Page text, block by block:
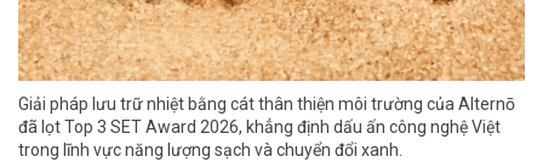
Giải pháp lưu trữ nhiệt bằng cát thân thiện môi trường của Alternō
đã lọt Top 3 SET Award 2026, khẳng định dấu ấn công nghệ Việt
trong lĩnh vực năng lượng sạch và chuyển đổi xanh.